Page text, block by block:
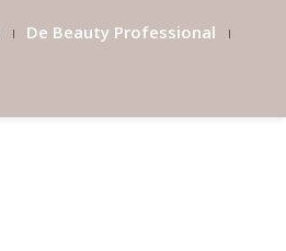
De Beauty Professional